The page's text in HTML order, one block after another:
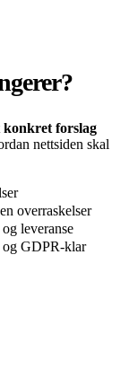
konkret forslag
nettsiden skal
overraskelser
leveranse
og GDPR-klar